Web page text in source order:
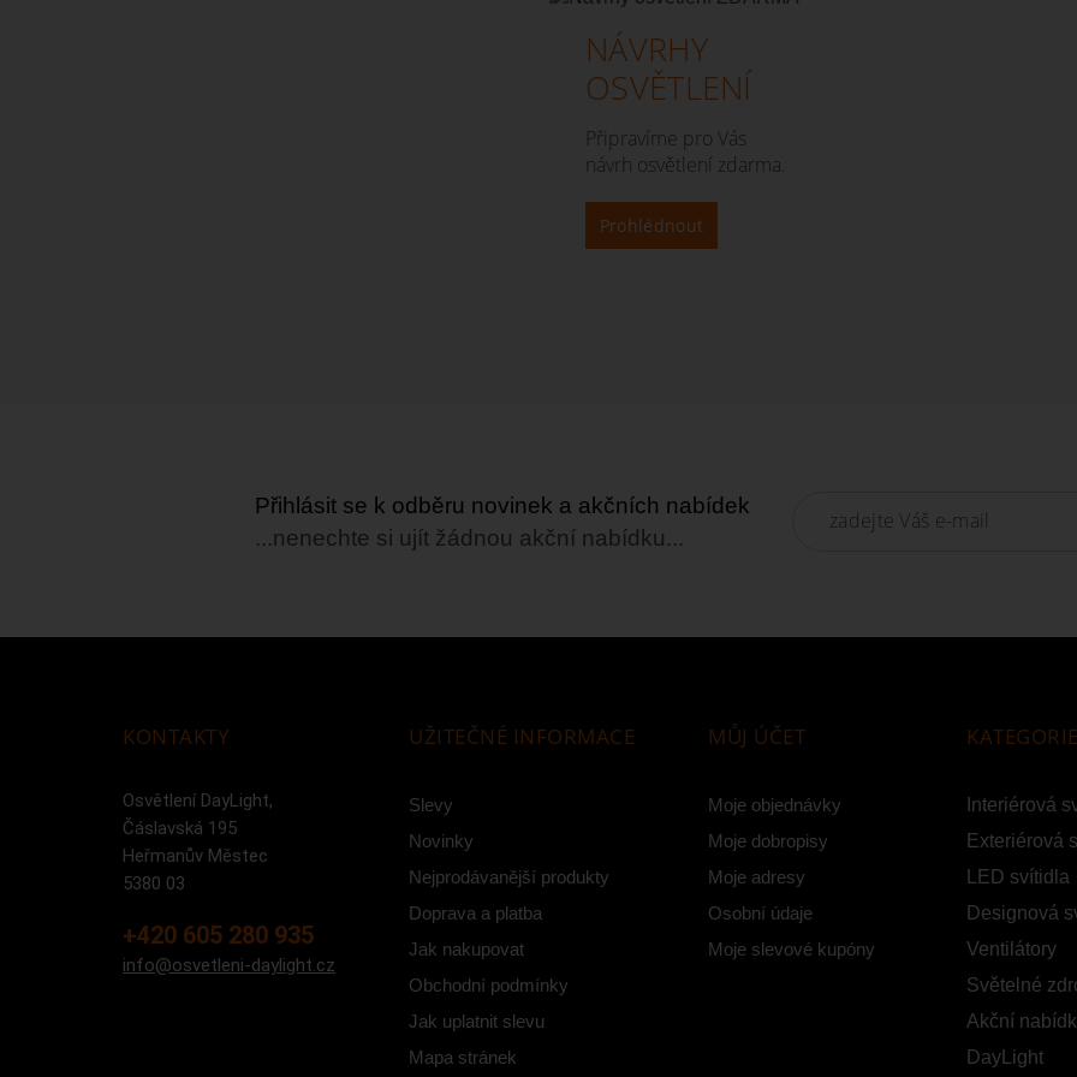
NÁVRHY
OSVĚTLENÍ
Připravíme pro Vás
návrh osvětlení zdarma.
Prohlédnout
Přihlásit se k odběru novinek a akčních nabídek
...nenechte si ujít žádnou akční nabídku...
KONTAKTY
Osvětlení DayLight,
Čáslavská 195
Heřmanův Městec
5380 03
+420 605 280 935
info@osvetleni-daylight.cz
UŽITEČNÉ INFORMACE
Slevy
Novinky
Nejprodávanější produkty
Doprava a platba
Jak nakupovat
Obchodní podmínky
Jak uplatnit slevu
Mapa stránek
MŮJ ÚČET
Moje objednávky
Moje dobropisy
Moje adresy
Osobní údaje
Moje slevové kupóny
KATEGORIE
Interiérová
Exteriérová
LED svítidla
Designová
Ventilátory
Světelné
Akční
DayLight